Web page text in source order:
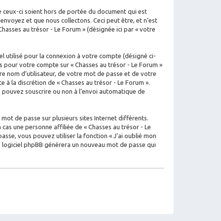
ceux-ci soient hors de portée du document qui est
et que nous collectons. Ceci peut être, et n’est
au trésor - Le Forum » (désignée ici par « votre
utilisé pour la connexion à votre compte (désigné ci-
votre compte sur « Chasses au trésor - Le Forum »
nom d’utilisateur, de votre mot de passe et de votre
la discrétion de « Chasses au trésor - Le Forum ».
souscrire ou non à l’envoi automatique de
de passe sur plusieurs sites Internet différents.
une personne affiliée de « Chasses au trésor - Le
vous pouvez utiliser la fonction « J’ai oublié mon
phpBB générera un nouveau mot de passe qui